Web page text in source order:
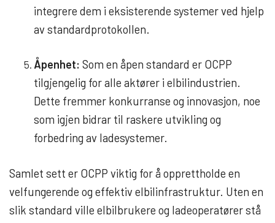
integrere dem i eksisterende systemer ved hjelp
av standardprotokollen.
Åpenhet: Som en åpen standard er OCPP
tilgjengelig for alle aktører i elbilindustrien.
Dette fremmer konkurranse og innovasjon, noe
som igjen bidrar til raskere utvikling og
forbedring av ladesystemer.
Samlet sett er OCPP viktig for å opprettholde en
velfungerende og effektiv elbilinfrastruktur. Uten en
slik standard ville elbilbrukere og ladeoperatører stå